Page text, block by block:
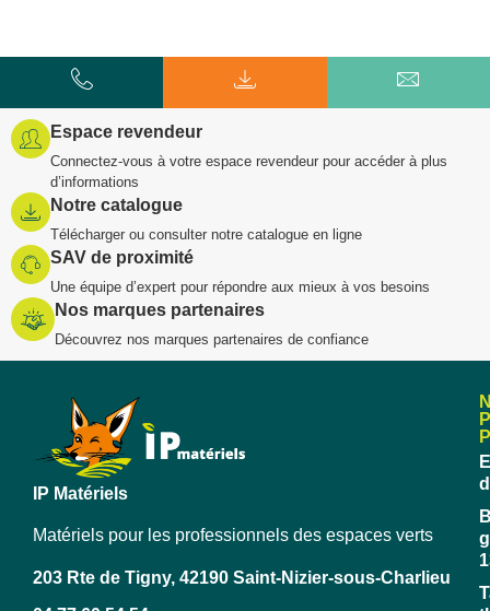
Espace revendeur
Connectez-vous à votre espace revendeur pour accéder à plus
d’informations
Notre catalogue
Télécharger ou consulter notre catalogue en ligne
SAV de proximité
Une équipe d’expert pour répondre aux mieux à vos besoins
Nos marques partenaires
Découvrez nos marques partenaires de confiance
IP Matériels
Matériels pour les professionnels des espaces verts
203 Rte de Tigny, 42190 Saint-Nizier-sous-Charlieu